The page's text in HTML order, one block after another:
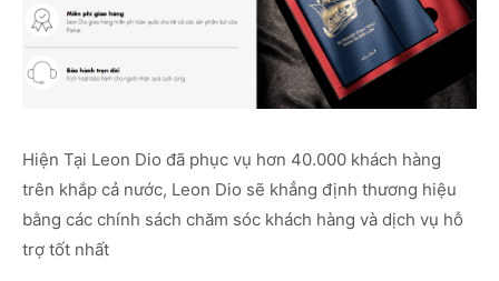
Hiện Tại Leon Dio đã phục vụ hơn 40.000 khách hàng
trên khắp cả nước, Leon Dio sẽ khẳng định thương hiệu
bằng các chính sách chăm sóc khách hàng và dịch vụ hỗ
trợ tốt nhất